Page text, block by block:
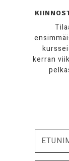
kerran